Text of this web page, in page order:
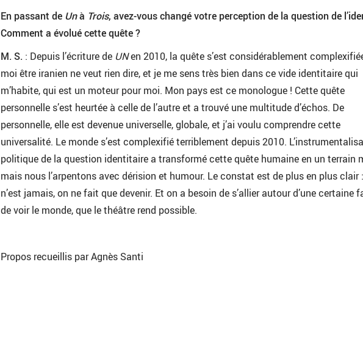
En passant de Unà Trois, avez-vous changé votre perception de la question de
Comment a évolué cette quête ?
M. S. : Depuis l’écriture de UNen 2010, la quête s’est considérablement
moi être iranien ne veut rien dire, et je me sens très bien dans ce vide identitaire qui
m’habite, qui est un moteur pour moi. Mon pays est ce monologue ! Cette quête
personnelle s’est heurtée à celle de l’autre et a trouvé une multitude d’échos. De
personnelle, elle est devenue universelle, globale, et j’ai voulu comprendre cette
universalité. Le monde s’est complexifié terriblement depuis 2010.
politique de la question identitaire a transformé cette quête humaine en un terrain
mais nous l’arpentons avec dérision et humour. Le constat est de plus en plus clair
n’est jamais, on ne fait que devenir. Et on a besoin de s’allier autour d’une certaine
de voir le monde, que le théâtre rend possible.
Propos recueillis par Agnès Santi